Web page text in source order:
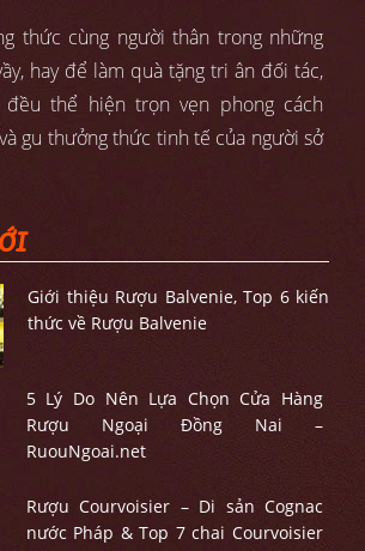
thức cùng người thân trong những
hay để làm quà tặng tri ân đối tác,
đều thể hiện trọn vẹn phong cách
gu thưởng thức tinh tế của người sở
Giới thiệu Rượu Balvenie, Top 6 kiến
thức về Rượu Balvenie
5 Lý Do Nên Lựa Chọn Cửa Hàng
Rượu Ngoại Đồng Nai –
RuouNgoai.net
Rượu Courvoisier – Di sản Cognac
nước Pháp & Top 7 chai Courvoisier